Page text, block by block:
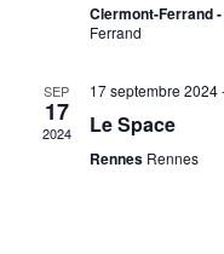
Clermont-Ferrand
Ferrand
SEP
17
2024
17 septembre 2024
Le Space
Rennes Rennes